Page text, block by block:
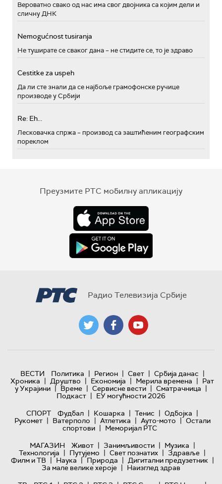
Вероватно свако од нас има свог двојника са којим дели и
сличну ДНК
Nemogućnost tusiranja
Не туширате се сваког дана – не стидите се, то је здраво
Cestitke za uspeh
Да ли сте знали да се најбоље грамофонске ручице
производе у Србији
Re: Eh...
Лесковачка спржа – производ са заштићеним географским
пореклом
Преузмите РТС мобилну апликацију
Радио Телевизија Србије
ВЕСТИ Политика | Регион | Свет | Србија данас |
Хроника | Друштво | Економија | Мерила времена | Рат
у Украјини | Време | Сервисне вести | Сматрачница |
Подкаст | ЕУ могућности 2026
СПОРТ
Фудбал | Кошарка | Тенис | Одбојка |
Рукомет | Ватерполо | Атлетика | Ауто-мото | Остали
спортови | Меморијал РТС
МАГАЗИН
Живот | Занимљивости | Музика |
Технологијa | Путујемо | Свет познатих | Здравље |
Филм и ТВ | Наука | Природа | Дигитални предузетник |
За мале велике хероје | Наизглед здрав